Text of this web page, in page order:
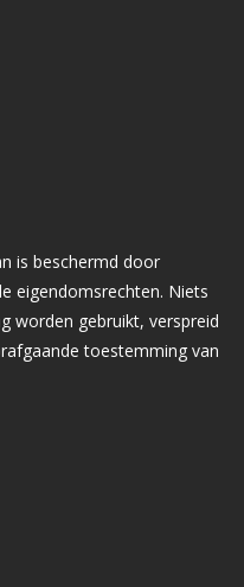
is beschermd door
eigendomsrechten. Niets
worden gebruikt, verspreid
toestemming van